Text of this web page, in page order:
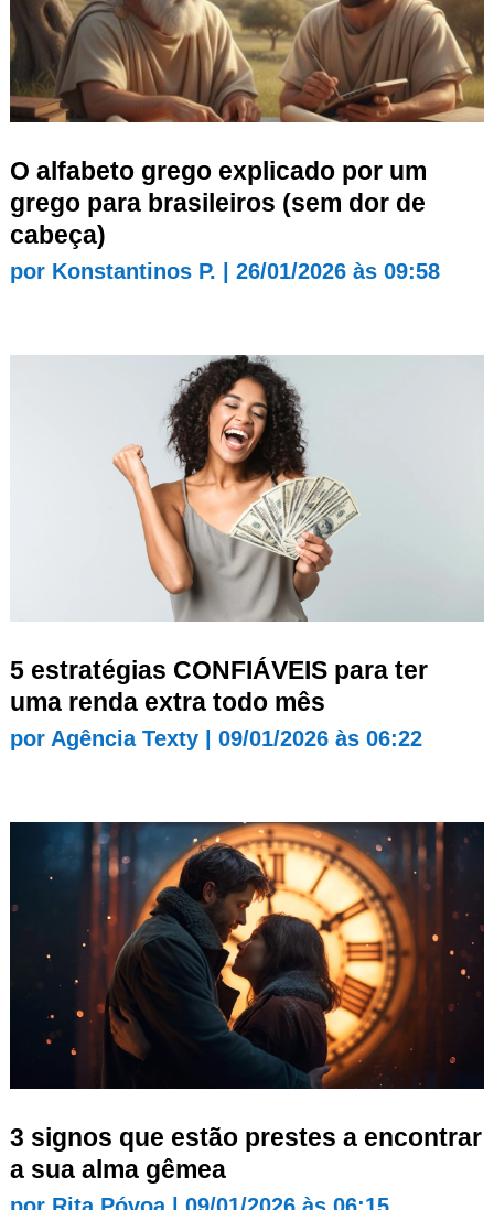
O alfabeto grego explicado por um
grego para brasileiros (sem dor de
cabeça)
por Konstantinos P. 26/01/2026 às 09:58
5 estratégias CONFIÁVEIS para ter
uma renda extra todo mês
por Agência Texty| 09/01/2026 às 06:22
3 signos que estão prestes a encontrar
a sua alma gêmea